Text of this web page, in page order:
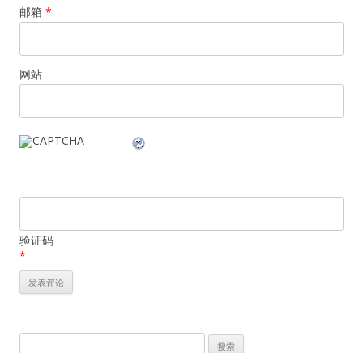
邮箱 *
网站
验证码
*